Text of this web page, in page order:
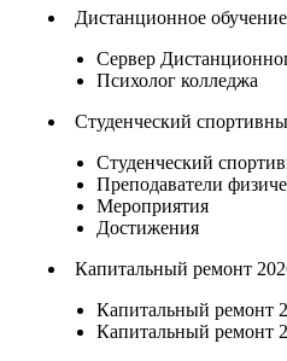
Дистанционное обучение
Сервер
Психолог колледжа
Студенческий
Студенческий
Преподаватели
Мероприятия
Достижения
Капитальный ремонт
Капитальный ремонт
Капитальный ремонт